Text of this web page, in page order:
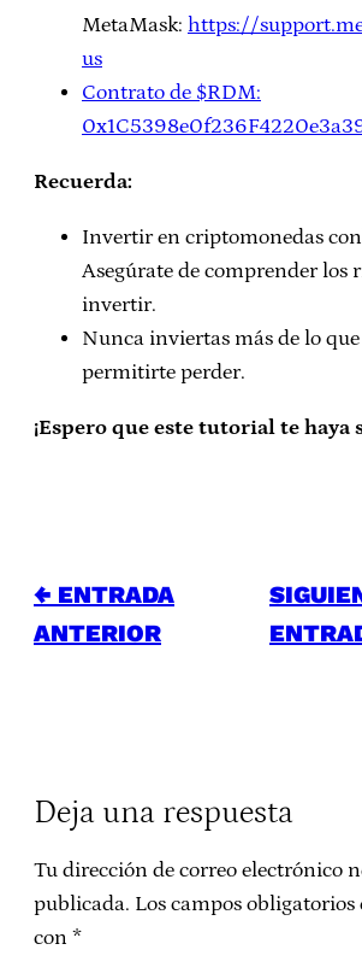
MetaMask: https://
us
Contrato de $RDM:
Recuerda:
Invertir en criptomonedas
Asegúrate de comprender los
invertir.
Nunca inviertas más de lo que
permitirte perder.
¡Espero que este tutorial te haya
← ENTRADA
ANTERIOR
Deja una respuesta
Tu dirección de correo electrónico
publicada. Los campos obligatorios
con *